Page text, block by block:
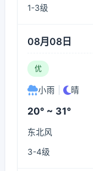
1-3级
08月08日
优
小雨 晴
20° ~ 31°
东北风
3-4级